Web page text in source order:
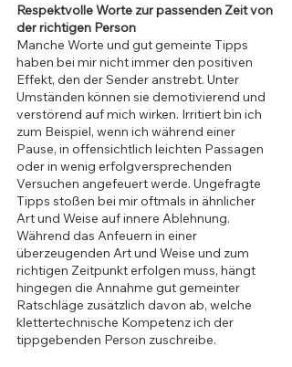
Respektvolle Worte zur passenden Zeit von
der richtigen Person
Manche Worte und gut gemeinte Tipps
haben bei mir nicht immer den positiven
Effekt, den der Sender anstrebt. Unter
Umständen können sie demotivierend und
verstörend auf mich wirken. Irritiert bin ich
zum Beispiel, wenn ich während einer
Pause, in offensichtlich leichten Passagen
oder in wenig erfolgversprechenden
Versuchen angefeuert werde. Ungefragte
Tipps stoßen bei mir oftmals in ähnlicher
Art und Weise auf innere Ablehnung.
Während das Anfeuern in einer
überzeugenden Art und Weise und zum
richtigen Zeitpunkt erfolgen muss, hängt
hingegen die Annahme gut gemeinter
Ratschläge zusätzlich davon ab, welche
klettertechnische Kompetenz ich der
tippgebenden Person zuschreibe.